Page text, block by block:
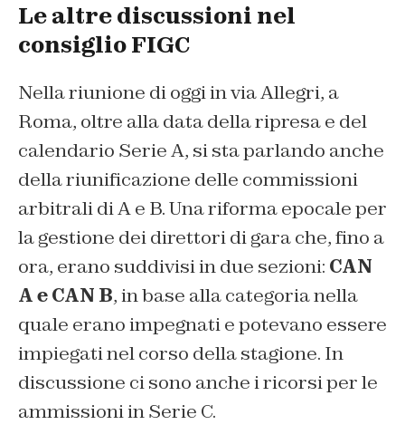
Le altre discussioni nel
consiglio FIGC
Nella riunione di oggi in via Allegri, a
Roma, oltre alla data della ripresa e del
calendario Serie A, si sta parlando anche
della riunificazione delle commissioni
arbitrali di A e B. Una riforma epocale per
la gestione dei direttori di gara che, fino a
ora, erano suddivisi in due sezioni: CAN
A e CAN B, in base alla categoria nella
quale erano impegnati e potevano essere
impiegati nel corso della stagione. In
discussione ci sono anche i ricorsi per le
ammissioni in Serie C.